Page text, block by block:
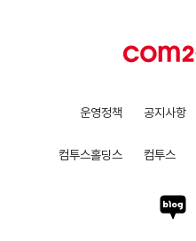
운영정책 공지사항
컴투스홀딩스 컴투스